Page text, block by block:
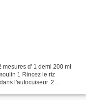
d' 1 demi 200 ml
1 Rincez le riz
l'autocuiseur. 2